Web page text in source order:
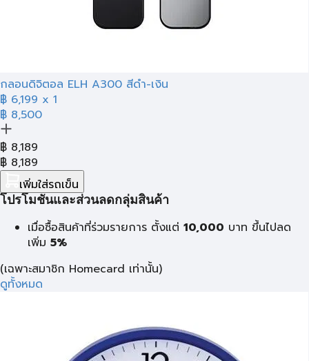
กลอนดิจิตอล ELH A300 สีดำ-เงิน
฿ 6,199 x 1
฿ 8,500
฿ 8,189
฿ 8,189
เพิ่มใส่รถเข็น
โปรโมชั่นและส่วนลดกลุ่มสินค้า
เมื่อซื้อสินค้าที่ร่วมรายการ ตั้งแต่ 10,000 บาท ขึ้นไปลด
เพิ่ม 5%
(เฉพาะสมาชิก Homecard เท่านั้น)
ดูทั้งหมด